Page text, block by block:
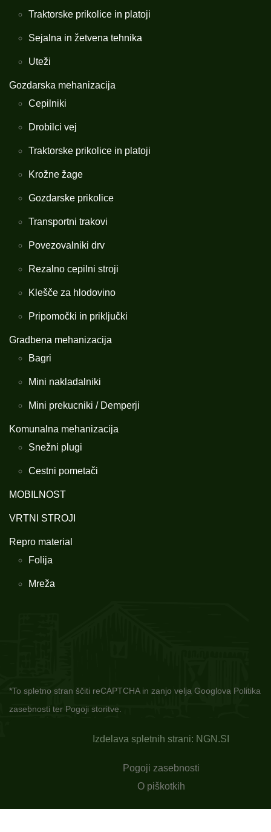
Traktorske prikolice in platoji
Sejalna in žetvena tehnika
Uteži
Gozdarska mehanizacija
Cepilniki
Drobilci vej
Traktorske prikolice in platoji
Krožne žage
Gozdarske prikolice
Transportni trakovi
Povezovalniki drv
Rezalno cepilni stroji
Klešče za hlodovino
Pripomočki in priključki
Gradbena mehanizacija
Bagri
Mini nakladalniki
Mini prekucniki / Demperji
Komunalna mehanizacija
Snežni plugi
Cestni pometači
MOBILNOST
VRTNI STROJI
Repro material
Folija
Mreža
*To spletno stran ščiti reCAPTCHA in zanjo velja Googlova Politika
zasebnosti ter Pogoji storitve.
Izdelava spletnih strani: NGN.SI
Pogoji zasebnosti
O piškotkih